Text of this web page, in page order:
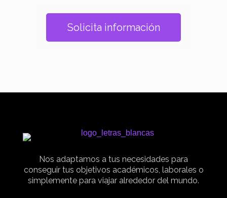
Solicita información
Nos adaptamos a tus necesidades para
conseguir tus objetivos académicos, laborales o
simplemente para viajar alrededor del mundo.